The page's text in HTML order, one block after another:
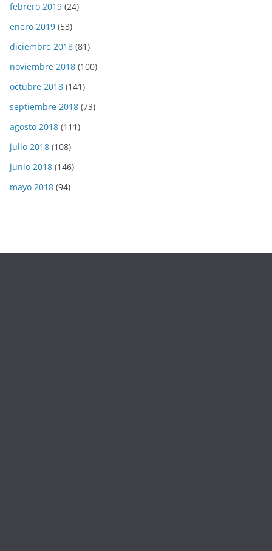
febrero 2019 (24)
enero 2019 (53)
diciembre 2018 (81)
noviembre 2018 (100)
octubre 2018 (141)
septiembre 2018 (73)
agosto 2018 (111)
julio 2018 (108)
junio 2018 (146)
mayo 2018 (94)